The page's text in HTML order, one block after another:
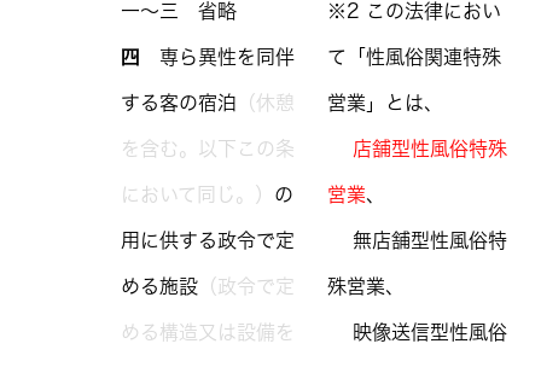
一～三 省略
四 専ら異性を同伴
する客の宿泊 （休憩
を含む。以下この条
において同じ。） の
用に供する政令で定
める施設 （政令で定
める構造又は設備を
※2 この法律におい
て「性風俗関連特殊
営業」とは、
店舗型性風俗特殊
営業、
無店舗型性風俗特
殊営業、
映像送信型性風俗